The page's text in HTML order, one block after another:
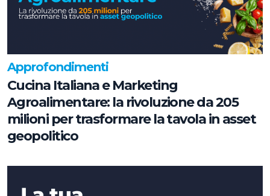
Approfondimenti
Cucina Italiana e Marketing
Agroalimentare: la rivoluzione da 205
milioni per trasformare la tavola in asset
geopolitico